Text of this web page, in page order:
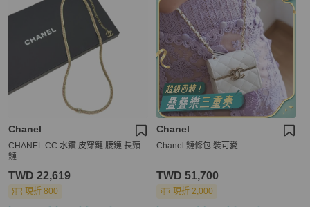
Chanel
CHANEL CC 水鑽 皮穿鏈 腰鏈 長頸
鏈
TWD 22,619
現折 800
Chanel
Chanel 鏈條包 裝可愛
TWD 51,700
現折 2,000